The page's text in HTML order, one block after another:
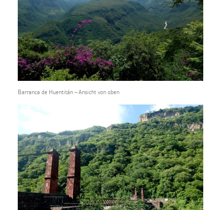
Barranca de Huentitán – Ansicht von oben